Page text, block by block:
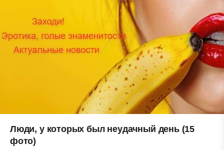
Люди, у которых был неудачный день (15
фото)